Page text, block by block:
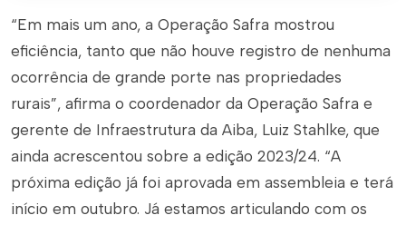
“Em mais um ano, a Operação Safra mostrou
eficiência, tanto que não houve registro de nenhuma
ocorrência de grande porte nas propriedades
rurais”, afirma o coordenador da Operação Safra e
gerente de Infraestrutura da Aiba, Luiz Stahlke, que
ainda acrescentou sobre a edição 2023/24. “A
próxima edição já foi aprovada em assembleia e terá
início em outubro. Já estamos articulando com os